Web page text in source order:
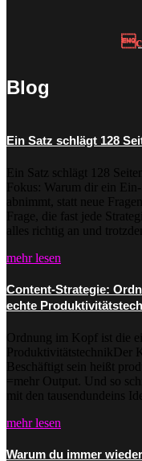
Blog
Ein Satz schlägt 128
Ein Satz schlägt 128
Fokus: Warum dir ein Ein-
abnimmt, statt neue
Frage, die fast jede
alles richtig an und
mehr lesen
Content-Strategie:
echte
Ordnung im Kopf ist die
ProduktivitätstechnikDer
Beschäftigt sein heißt
=mehr Output. Und so
mit den tausendundeins
mehr lesen
Warum du immer